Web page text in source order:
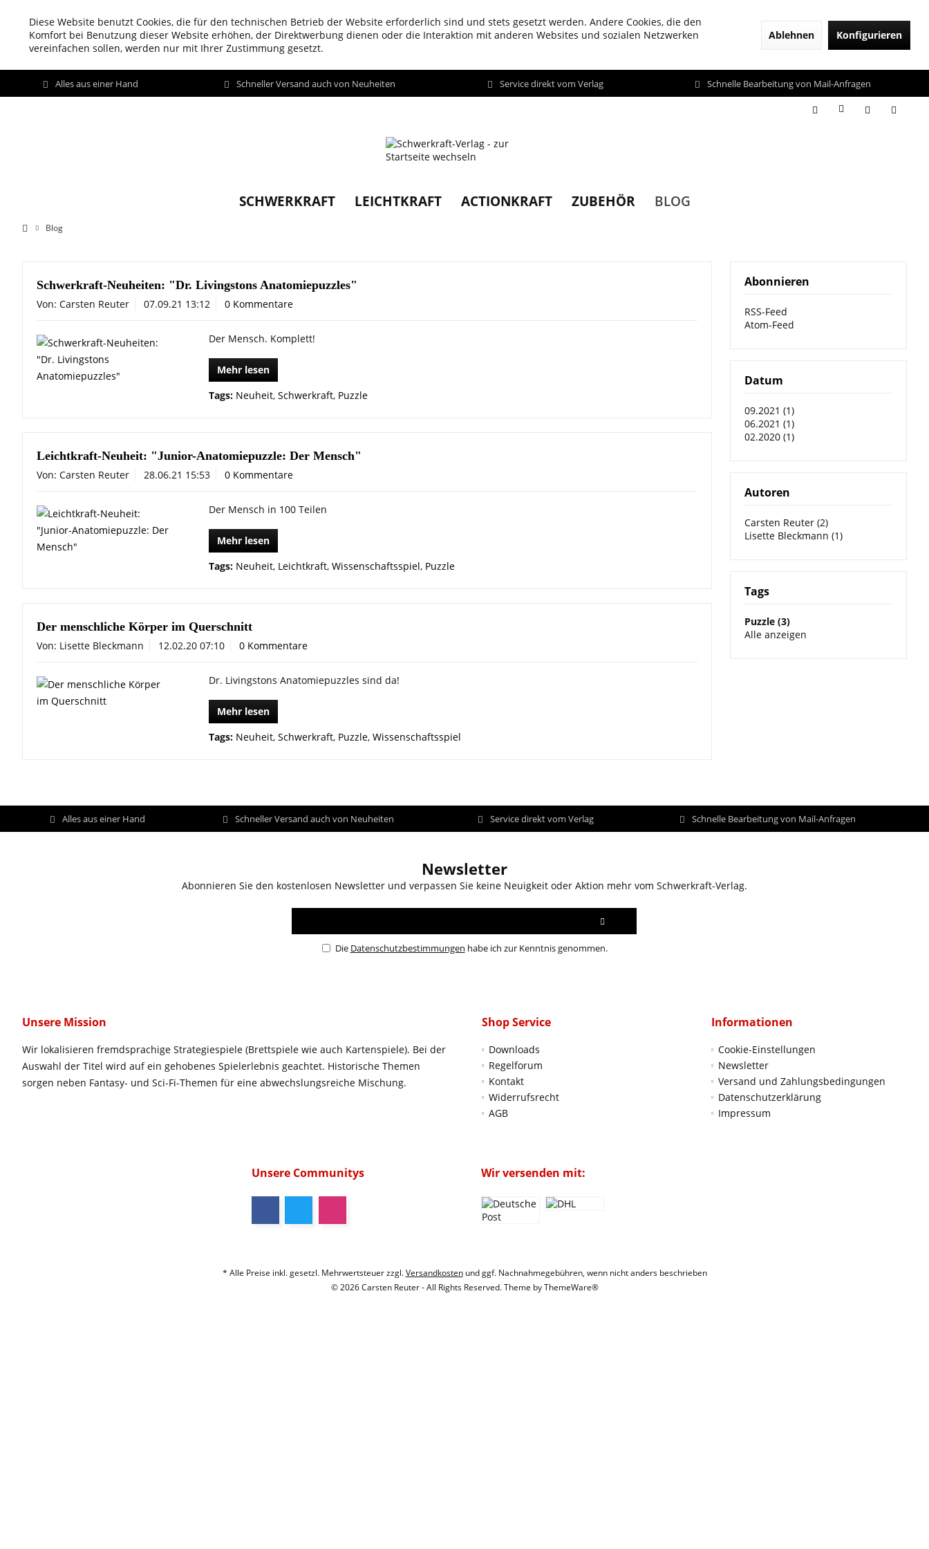
Diese Website benutzt Cookies, die für den technischen Betrieb der Website erforderlich sind und stets gesetzt werden. Andere Cookies, die den
Komfort bei Benutzung dieser Website erhöhen, der Direktwerbung dienen oder die Interaktion mit anderen Websites und sozialen Netzwerken
vereinfachen sollen, werden nur mit Ihrer Zustimmung gesetzt.
Ablehnen Konfigurieren
Alles aus einer Hand Schneller Versand auch von Neuheiten Service direkt vom Verlag Schnelle Bearbeitung von Mail-Anfragen
SCHWERKRAFT LEICHTKRAFT ACTIONKRAFT ZUBEHÖR BLOG
Blog
Abonnieren
RSS-Feed
Atom-Feed
Datum
09.2021 (1)
06.2021 (1)
02.2020 (1)
Autoren
Carsten Reuter (2)
Lisette Bleckmann (1)
Tags
Puzzle (3)
Alle anzeigen
Schwerkraft-Neuheiten: "Dr. Livingstons Anatomiepuzzles"
Von: Carsten Reuter 07.09.21 13:12 0 Kommentare
Der Mensch. Komplett!
Mehr lesen
Tags: Neuheit, Schwerkraft, Puzzle
Leichtkraft-Neuheit: "Junior-Anatomiepuzzle: Der Mensch"
Von: Carsten Reuter 28.06.21 15:53 0 Kommentare
Der Mensch in 100 Teilen
Mehr lesen
Tags: Neuheit, Leichtkraft, Wissenschaftsspiel, Puzzle
Der menschliche Körper im Querschnitt
Von: Lisette Bleckmann 12.02.20 07:10 0 Kommentare
Dr. Livingstons Anatomiepuzzles sind da!
Mehr lesen
Tags: Neuheit, Schwerkraft, Puzzle, Wissenschaftsspiel
Alles aus einer Hand Schneller Versand auch von Neuheiten Service direkt vom Verlag Schnelle Bearbeitung von Mail-Anfragen
Newsletter
Abonnieren Sie den kostenlosen Newsletter und verpassen Sie keine Neuigkeit oder Aktion mehr vom Schwerkraft-Verlag.
Die Datenschutzbestimmungen habe ich zur Kenntnis genommen.
Unsere Mission
Wir lokalisieren fremdsprachige Strategiespiele (Brettspiele wie auch Kartenspiele). Bei der
Auswahl der Titel wird auf ein gehobenes Spielerlebnis geachtet. Historische Themen
sorgen neben Fantasy- und Sci-Fi-Themen für eine abwechslungsreiche Mischung.
Shop Service
Downloads
Regelforum
Kontakt
Widerrufsrecht
AGB
Informationen
Cookie-Einstellungen
Newsletter
Versand und Zahlungsbedingungen
Datenschutzerklärung
Impressum
Unsere Communitys Wir versenden mit:
* Alle Preise inkl. gesetzl. Mehrwertsteuer zzgl.Versandkostenund ggf. Nachnahmegebühren, wenn nicht anders beschrieben
© 2026 Carsten Reuter - All Rights Reserved. Theme byThemeWare®